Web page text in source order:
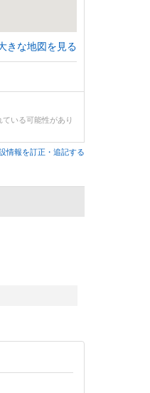
きな地図を見る
いる可能性があり
情報を訂正・追記する